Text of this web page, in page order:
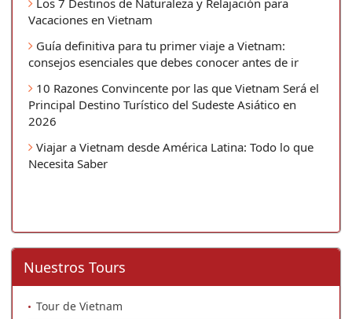
Los 7 Destinos de Naturaleza y Relajación para
Vacaciones en Vietnam
Guía definitiva para tu primer viaje a Vietnam:
consejos esenciales que debes conocer antes de ir
10 Razones Convincente por las que Vietnam Será el
Principal Destino Turístico del Sudeste Asiático en
2026
Viajar a Vietnam desde América Latina: Todo lo que
Necesita Saber
Nuestros Tours
Tour de Vietnam